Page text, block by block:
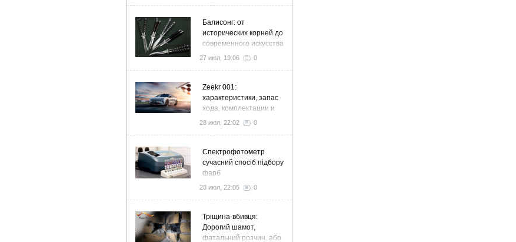
Балисонг: от
исторических корней до
современного искусства
флиппинга
27 июл, 19:06 0
Zeekr 001:
характеристики, запас
хода, комплектации и
особенности
28 июл, 22:02 0
Спектрофотометр
сучасний спосіб підбору
фарб
28 июл, 22:05 0
Тріщина-вбивця:
Дорогий шамот,
фатальний розчин, або